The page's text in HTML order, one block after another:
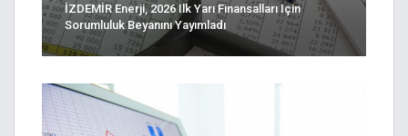
İZDEMİR Enerji, 2026 Ilk Yarı Finansalları Için
Sorumluluk Beyanını Yayımladı